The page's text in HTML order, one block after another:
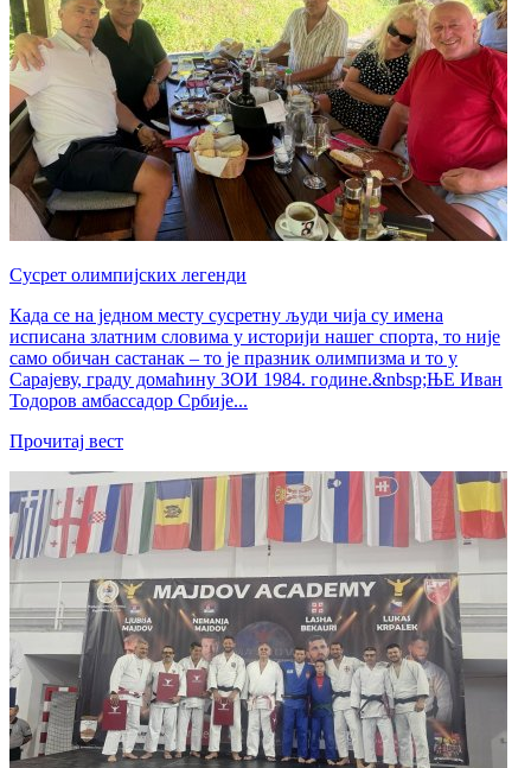
Сусрет олимпијских легенди
Када се на једном месту сусретну људи чија су имена
исписана златним словима у историји нашег спорта, то није
само обичан састанак – то је празник олимпизма и то у
Сарајеву, граду домаћину ЗОИ 1984. године.&nbsp;ЊЕ Иван
Тодоров амбассадор Србије...
Прочитај вест